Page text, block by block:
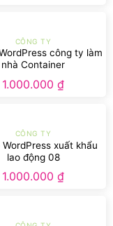
CÔNG TY
công ty làm
nhà Container
1.000.000 ₫
CÔNG TY
xuất khẩu
lao động 08
1.000.000 ₫